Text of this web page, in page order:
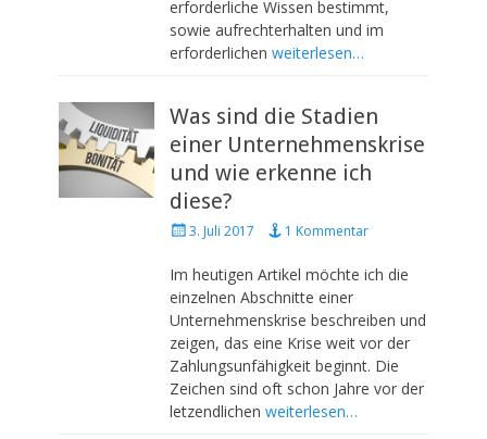
erforderliche Wissen bestimmt,
sowie aufrechterhalten und im
erforderlichen weiterlesen…
Was sind die Stadien
einer Unternehmenskrise
und wie erkenne ich
diese?
P
s
e
d
o
n
3. Juli 2017 1 Kommentar
Im heutigen Artikel möchte ich die
einzelnen Abschnitte einer
Unternehmenskrise beschreiben und
zeigen, das eine Krise weit vor der
Zahlungsunfähigkeit beginnt. Die
Zeichen sind oft schon Jahre vor der
letzendlichen weiterlesen…